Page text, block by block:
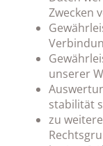
Zwecken
unserer
stabilität
zu